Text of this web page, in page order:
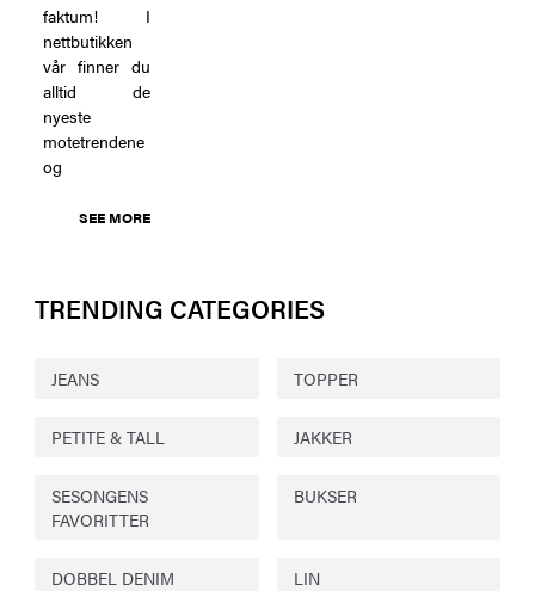
faktum! I
nettbutikken
vår finner du
alltid de
nyeste
motetrendene
og
SEE MORE
TRENDING CATEGORIES
JEANS TOPPER
PETITE & TALL JAKKER
SESONGENS
FAVORITTER
BUKSER
DOBBEL DENIM LIN